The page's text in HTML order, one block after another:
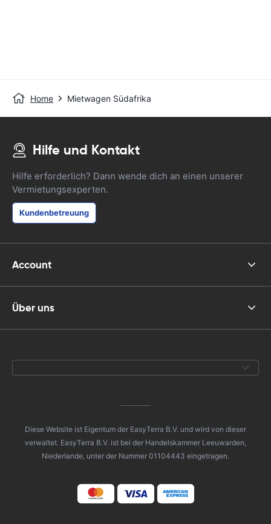
Home Mietwagen Südafrika
Hilfe und Kontakt
Hilfe erforderlich? Dann wende dich an einen unserer
Vermietungsexperten.
Kundenbetreuung
Account
Über uns
Diese Website ist Eigentum der EasyTerra B.V. und wird von dieser
verwaltet. EasyTerra B.V. ist bei der Handelskammer Leeuwarden,
Niederlande, unter der Nummer 01104443 eingetragen.